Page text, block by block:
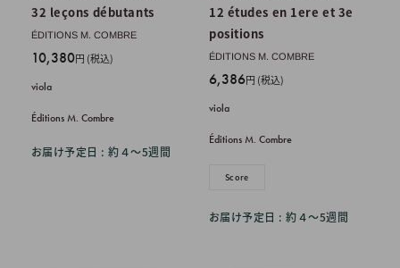
32 leçons débutants
ÉDITIONS M. COMBRE
販
価
格
10,380円 (税込)
viola
Éditions M. Combre
お届け予定日 : 約４〜5週間
12 études en 1ere et 3e
positions
ÉDITIONS M. COMBRE
販
価
格
6,386円 (税込)
viola
Éditions M. Combre
Score
お届け予定日 : 約４〜5週間